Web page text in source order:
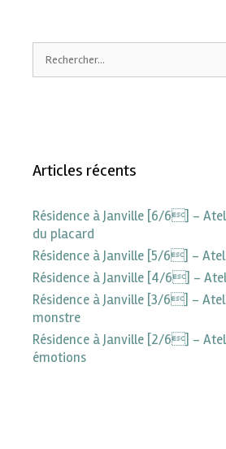
Articles récents
Résidence à Janville [6/6] –
du placard
Résidence à Janville [5/6] –
Résidence à Janville [4/6] –
Résidence à Janville [3/6] –
monstre
Résidence à Janville [2/6] –
émotions